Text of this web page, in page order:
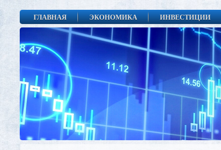
ГЛАВНАЯ ЭКОНОМИКА ИНВЕСТИЦИИ